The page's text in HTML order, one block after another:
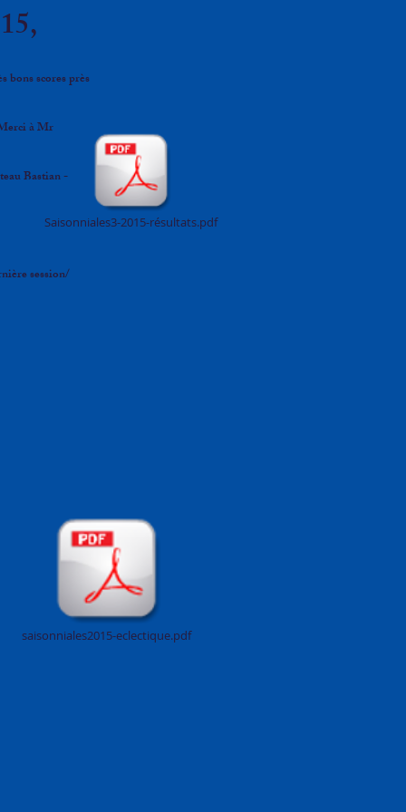
bons scores près
à Mr
Bastian -
session/
Saisonniales3-2015-résultats.pdf
saisonniales2015-eclectique.pdf